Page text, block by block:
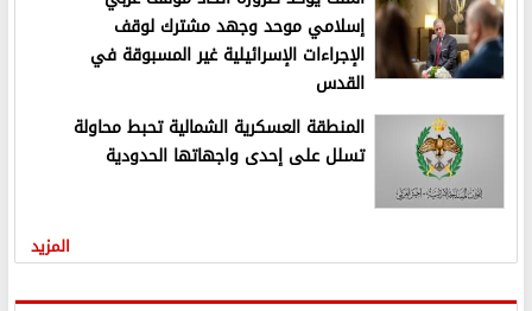
إسلامي موحد وجهد مشترك لوقف
الإجراءات الإسرائيلية غير المسبوقة في
القدس
المنطقة العسكرية الشمالية تحبط محاولة
تسلل على إحدى واجهاتها الحدودية
المزيد